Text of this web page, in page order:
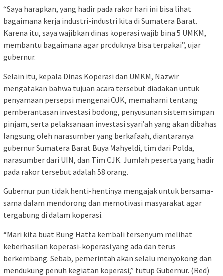
“Saya harapkan, yang hadir pada rakor hari ini bisa lihat
bagaimana kerja industri-industri kita di Sumatera Barat.
Karena itu, saya wajibkan dinas koperasi wajib bina 5 UMKM,
membantu bagaimana agar produknya bisa terpakai”, ujar
gubernur.
Selain itu, kepala Dinas Koperasi dan UMKM, Nazwir
mengatakan bahwa tujuan acara tersebut diadakan untuk
penyamaan persepsi mengenai OJK, memahami tentang
pemberantasan investasi bodong, penyusunan sistem simpan
pinjam, serta pelaksanaan investasi syari’ah yang akan dibahas
langsung oleh narasumber yang berkafaah, diantaranya
gubernur Sumatera Barat Buya Mahyeldi, tim dari Polda,
narasumber dari UIN, dan Tim OJK. Jumlah peserta yang hadir
pada rakor tersebut adalah 58 orang.
Gubernur pun tidak henti-hentinya mengajak untuk bersama-
sama dalam mendorong dan memotivasi masyarakat agar
tergabung di dalam koperasi.
“Mari kita buat Bung Hatta kembali tersenyum melihat
keberhasilan koperasi-koperasi yang ada dan terus
berkembang. Sebab, pemerintah akan selalu menyokong dan
mendukung penuh kegiatan koperasi,” tutup Gubernur. (Red)